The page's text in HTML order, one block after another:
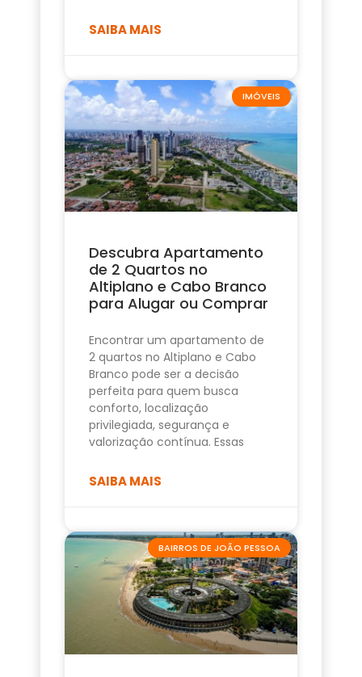
SAIBA MAIS
IMÓVEIS
Descubra Apartamento
de 2 Quartos no
Altiplano e Cabo Branco
para Alugar ou Comprar
Encontrar um apartamento de
2 quartos no Altiplano e Cabo
Branco pode ser a decisão
perfeita para quem busca
conforto, localização
privilegiada, segurança e
valorização contínua. Essas
SAIBA MAIS
BAIRROS DE JOÃO PESSOA